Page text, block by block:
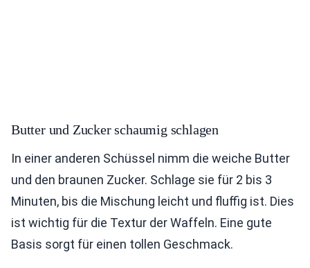
Butter und Zucker schaumig schlagen
In einer anderen Schüssel nimm die weiche Butter
und den braunen Zucker. Schlage sie für 2 bis 3
Minuten, bis die Mischung leicht und fluffig ist. Dies
ist wichtig für die Textur der Waffeln. Eine gute
Basis sorgt für einen tollen Geschmack.